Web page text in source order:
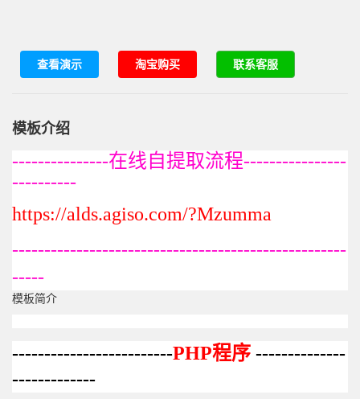
查看演示 淘宝购买 联系客服
模板介绍
---------------在线自提取流程----------------
----------
https://alds.agiso.com/?Mzumma
----------------------------------------------------
-----
模板简介
-------------------------PHP程序 --------------
-------------